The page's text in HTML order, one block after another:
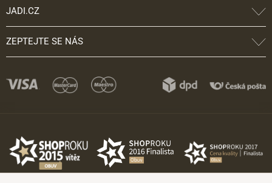
JADI.CZ
ZEPTEJTE SE NÁS